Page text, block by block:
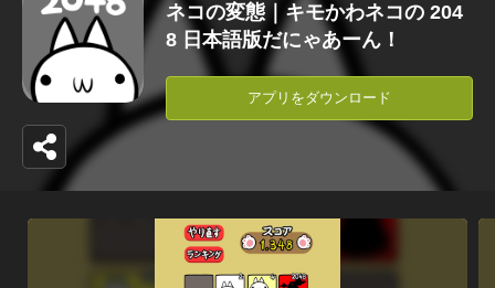
ネコの変態｜キモかわネコの 204
8 日本語版だにゃあーん！
アプリをダウンロード